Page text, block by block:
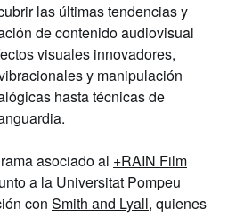
las últimas tendencias y
de contenido audiovisual
visuales innovadores,
y manipulación
hasta técnicas de
asociado al +RAIN Film
a la Universitat Pompeu
con Smith and Lyall, quienes